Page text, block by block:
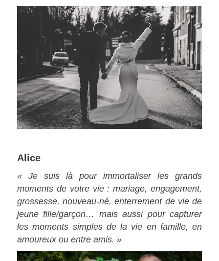
Alice
« Je suis là pour immortaliser les grands
moments de votre vie : mariage, engagement,
grossesse, nouveau-né, enterrement de vie de
jeune fille/garçon… mais aussi pour capturer
les moments simples de la vie en famille, en
amoureux ou entre amis. »